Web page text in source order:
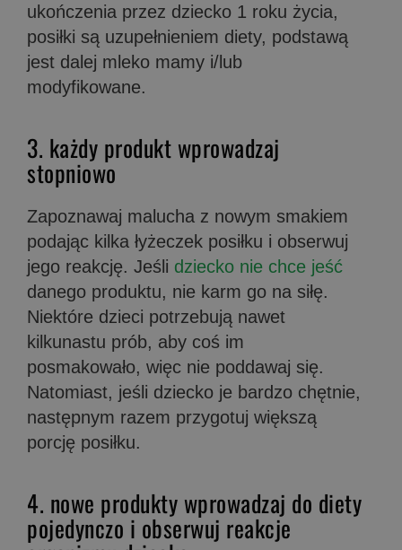
ukończenia przez dziecko 1 roku życia,
posiłki są uzupełnieniem diety, podstawą
jest dalej mleko mamy i/lub
modyfikowane.
3. każdy produkt wprowadzaj
stopniowo
Zapoznawaj malucha z nowym smakiem
podając kilka łyżeczek posiłku i obserwuj
jego reakcję. Jeśli dziecko nie chce jeść
danego produktu, nie karm go na siłę.
Niektóre dzieci potrzebują nawet
kilkunastu prób, aby coś im
posmakowało, więc nie poddawaj się.
Natomiast, jeśli dziecko je bardzo chętnie,
następnym razem przygotuj większą
porcję posiłku.
4. nowe produkty wprowadzaj do diety
pojedynczo i obserwuj reakcje